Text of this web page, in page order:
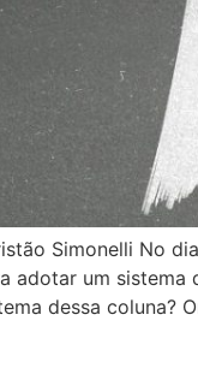
Simonelli No
adotar um
dessa coluna?